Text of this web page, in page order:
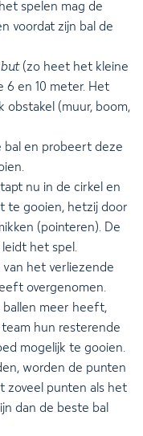
spelen mag de
voordat zijn bal de
but(zo heet het kleine
6 en 10 meter. Het
obstakel (muur, boom,
bal en probeert deze
nu in de cirkel en
te gooien, hetzij door
(pointeren). De
het spel.
het verliezende
overgenomen.
ballen meer heeft,
hun resterende
mogelijk te gooien.
worden de punten
zoveel punten als het
dan de beste bal